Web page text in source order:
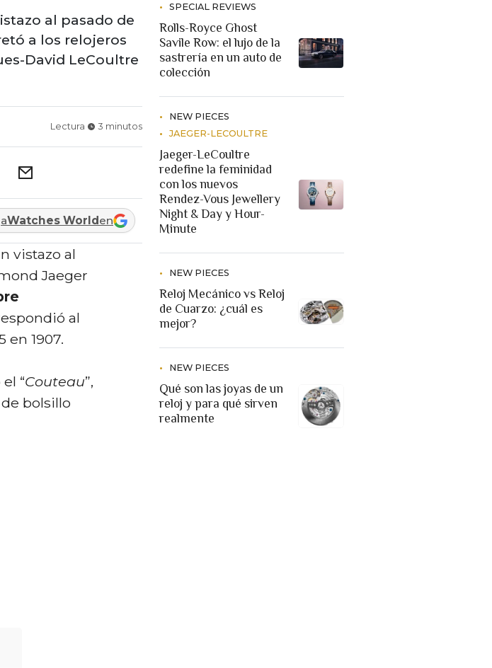
al pasado de
a los relojeros
David LeCoultre
Lectura 3 minutos
Watches World en
vistazo al
Jaeger
al
en 1907.
“Couteau”,
bolsillo
SPECIAL REVIEWS
Rolls-Royce Ghost
Savile Row: el lujo de la
sastrería en un auto de
colección
NEW PIECES
JAEGER-LECOULTRE
Jaeger-LeCoultre
redefine la feminidad
con los nuevos
Rendez-Vous Jewellery
Night & Day y Hour-
Minute
NEW PIECES
Reloj Mecánico vs Reloj
de Cuarzo: ¿cuál es
mejor?
NEW PIECES
Qué son las joyas de un
reloj y para qué sirven
realmente